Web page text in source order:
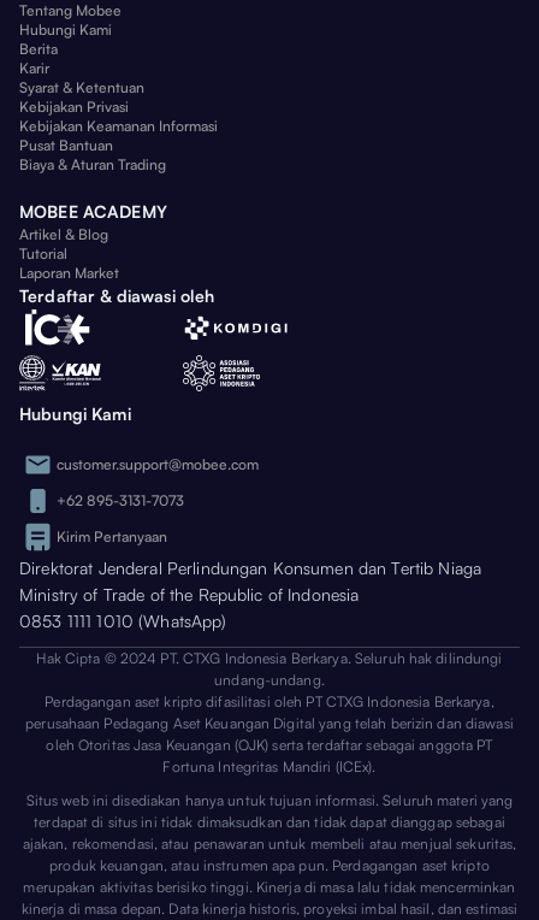
Tentang Mobee
Hubungi Kami
Berita
Karir
Syarat & Ketentuan
Kebijakan Privasi
Kebijakan Keamanan Informasi
Pusat Bantuan
Biaya & Aturan Trading
MOBEE ACADEMY
Artikel & Blog
Tutorial
Laporan Market
Terdaftar & diawasi oleh
Hubungi Kami
customer.support@mobee.com
+62 895-3131-7073
Kirim Pertanyaan
Direktorat Jenderal Perlindungan Konsumen dan Tertib Niaga
Ministry of Trade of the Republic of Indonesia
0853 1111 1010 (WhatsApp)
Hak Cipta © 2024 PT. CTXG Indonesia Berkarya. Seluruh hak dilindungi
undang-undang.
Perdagangan aset kripto difasilitasi oleh PT CTXG Indonesia Berkarya,
perusahaan Pedagang Aset Keuangan Digital yang telah berizin dan diawasi
oleh Otoritas Jasa Keuangan (OJK) serta terdaftar sebagai anggota PT
Fortuna Integritas Mandiri (ICEx).
Situs web ini disediakan hanya untuk tujuan informasi. Seluruh materi yang
terdapat di situs ini tidak dimaksudkan dan tidak dapat dianggap sebagai
ajakan, rekomendasi, atau penawaran untuk membeli atau menjual sekuritas,
produk keuangan, atau instrumen apa pun. Perdagangan aset kripto
merupakan aktivitas berisiko tinggi. Kinerja di masa lalu tidak mencerminkan
kinerja di masa depan. Data kinerja historis, proyeksi imbal hasil, dan estimasi